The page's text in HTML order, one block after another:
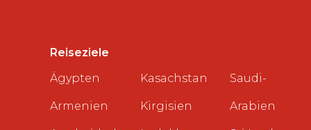
Reiseziele
Ägypten
Armenien
Kasachstan
Kirgisien
Saudi-
Arabien